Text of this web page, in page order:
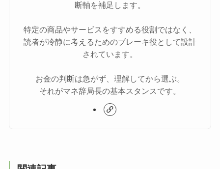
断軸を補足します。
特定の商品やサービスをすすめる役割ではなく、
読者が冷静に考えるためのブレーキ役として設計
されています。
お金の判断は急がず、理解してから選ぶ。
それがマネ辞局長の基本スタンスです。